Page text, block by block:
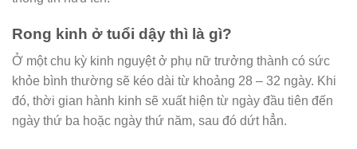
Rong kinh ở tuổi dậy thì là gì?
Ở một chu kỳ kinh nguyệt ở phụ nữ trưởng thành có sức
khỏe bình thường sẽ kéo dài từ khoảng 28 – 32 ngày. Khi
đó, thời gian hành kinh sẽ xuất hiện từ ngày đầu tiên đến
ngày thứ ba hoặc ngày thứ năm, sau đó dứt hẳn.